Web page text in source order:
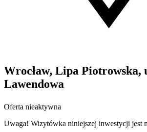
Wrocław, Lipa Piotrowska,
Lawendowa
Oferta nieaktywna
Uwaga! Wizytówka niniejszej inwestycji jest